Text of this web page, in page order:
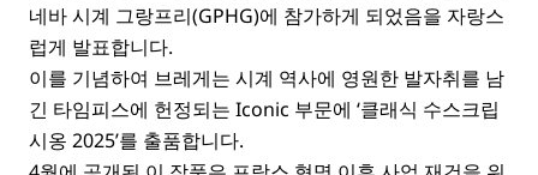
네바 시계 그랑프리(GPHG)에 참가하게 되었음을 자랑스
럽게 발표합니다.
이를 기념하여 브레게는 시계 역사에 영원한 발자취를 남
긴 타임피스에 헌정되는 Iconic 부문에 ‘클래식 수스크립
시옹 2025’를 출품합니다.